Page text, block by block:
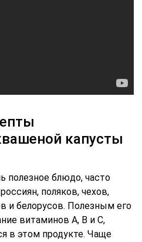
капусты
полезное блюдо, часто
поляков, чехов,
и белорусов. Полезным его
витаминов A, B и C,
в этом продукте. Чаще